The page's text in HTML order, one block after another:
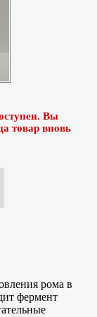
Вы
товар вновь
рома в
фермент